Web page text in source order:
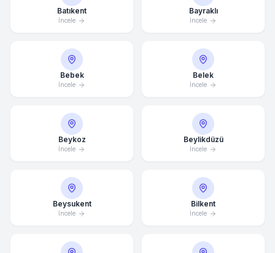
Batıkent
İncele
Bayraklı
İncele
Bebek
İncele
Belek
İncele
Beykoz
İncele
Beylikdüzü
İncele
Beysukent
İncele
Bilkent
İncele